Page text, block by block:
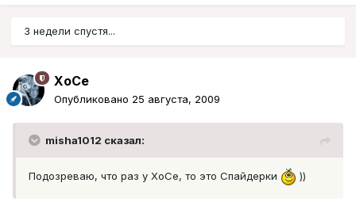
3 недели спустя...
XoCe
Опубликовано 25 августа, 2009
misha1012 сказал:
Подозреваю, что раз у ХоСе, то это Спайдерки ))